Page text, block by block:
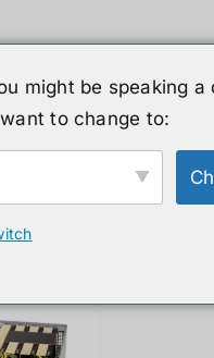
might be speaking a
to change to: